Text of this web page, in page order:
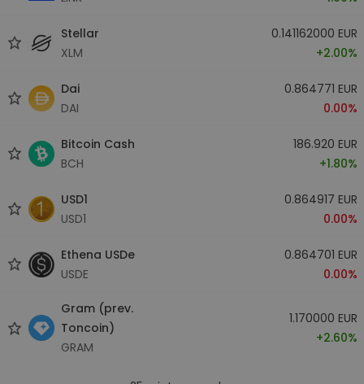
Stellar
XLM
0.141162000 EUR
+2.00%
Dai
DAI
0.864771 EUR
0.00%
Bitcoin Cash
BCH
186.920 EUR
+1.80%
USD1
USD1
0.864917 EUR
0.00%
Ethena USDe
USDE
0.864701 EUR
0.00%
Gram (prev.
Toncoin)
GRAM
1.170000 EUR
+2.60%